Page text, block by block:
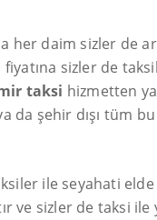
her daim sizler de
fiyatına sizler de
taksi hizmetten
da şehir dışı tüm
ile seyahati
ve sizler de taksi